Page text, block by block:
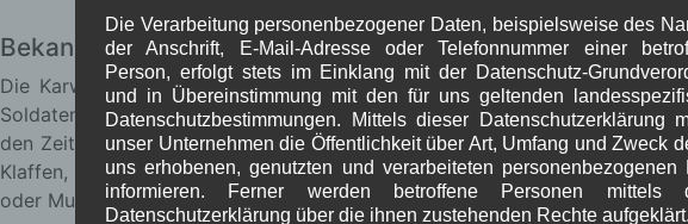
Bekanntmachung:
Die Karwendel Kaserne meldet einen Überlebenslehrgang mit ca. 30
Soldaten, 2 Radfahrzeugen und 3 Sonderfahrzeugen (Hägglunds) für
den Zeitraum vom 17.11. bis 18.11.2015 im Bereich Eschenlohe, Kuhalm,
Klaffen, Krüner Alm und Wallgau Holzplatz an. Kein Einsatz von Waffen
oder Munition.
Die Verarbeitung personenbezogener Daten, beispielsweise des
der Anschrift, E-Mail-Adresse oder Telefonnummer einer
Person, erfolgt stets im Einklang mit der Datenschutz-
und in Übereinstimmung mit den für uns geltenden
Datenschutzbestimmungen. Mittels dieser Datenschutzerklärung
unser Unternehmen die Öffentlichkeit über Art, Umfang und Zweck
uns erhobenen, genutzten und verarbeiteten personenbezogenen
informieren. Ferner werden betroffene Personen mittels
Datenschutzerklärung über die ihnen zustehenden Rechte aufgeklärt.